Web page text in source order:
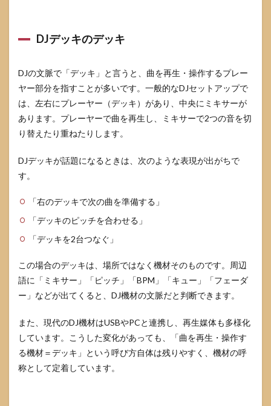
DJデッキのデッキ
DJの文脈で「デッキ」と言うと、曲を再生・操作するプレー
ヤー部分を指すことが多いです。一般的なDJセットアップで
は、左右にプレーヤー（デッキ）があり、中央にミキサーが
あります。プレーヤーで曲を再生し、ミキサーで2つの音を切
り替えたり重ねたりします。
DJデッキが話題になるときは、次のような表現が出がちで
す。
「右のデッキで次の曲を準備する」
「デッキのピッチを合わせる」
「デッキを2台つなぐ」
この場合のデッキは、場所ではなく機材そのものです。周辺
語に「ミキサー」「ピッチ」「BPM」「キュー」「フェーダ
ー」などが出てくると、DJ機材の文脈だと判断できます。
また、現代のDJ機材はUSBやPCと連携し、再生媒体も多様化
しています。こうした変化があっても、「曲を再生・操作す
る機材＝デッキ」という呼び方自体は残りやすく、機材の呼
称として定着しています。